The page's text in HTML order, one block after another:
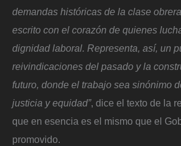
demandas históricas de la clase
escrito con el corazón de quienes
dignidad laboral. Representa, así, un
reivindicaciones del pasado y la
futuro, donde el trabajo sea sinónimo
justicia y equidad”, dice el texto de la
que en esencia es el mismo que el
promovido.